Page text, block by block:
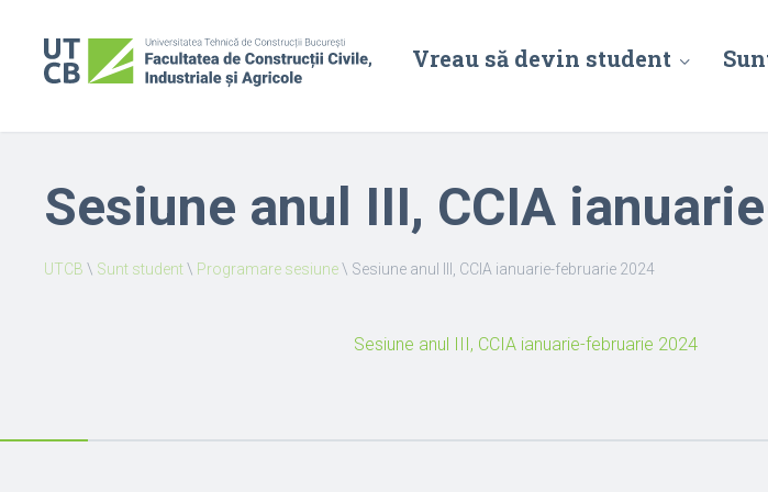
Vreau să devin student
Sesiune anul III, CCIA
UTCB \ Sunt student\ Programare sesiune\ Sesiune anul III, CCIA ianuarie-februarie 2024
Sesiune anul III, CCIA ianuarie-februarie 2024